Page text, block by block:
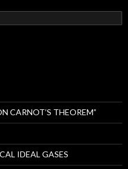
CARNOT’S THEOREM”
IDEAL GASES